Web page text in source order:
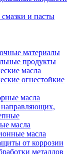
и пасты
материалы
продукты
масла
огнестойкие
масла
масла
масла
от коррозии
металлов